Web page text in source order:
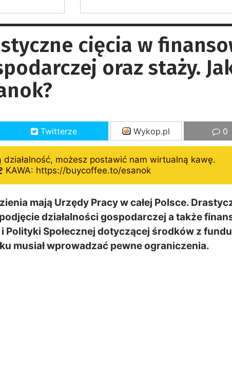
cięcia w
oraz staży.
Twitterze Wykop.pl 0
działalność, możesz postawić nam wirtualną kawę.
KAWA: https://buycoffee.to/esanok
mają Urzędy Pracy w całej Polsce.
działalności gospodarczej a także
Polityki Społecznej dotyczącej środków z
musiał wprowadzać pewne ograniczenia.